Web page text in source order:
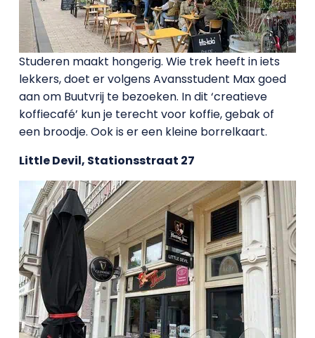
Studeren maakt hongerig. Wie trek heeft in iets
lekkers, doet er volgens Avansstudent Max goed
aan om Buutvrij te bezoeken. In dit ‘creatieve
koffiecafé’ kun je terecht voor koffie, gebak of
een broodje. Ook is er een kleine borrelkaart.
Little Devil, Stationsstraat 27